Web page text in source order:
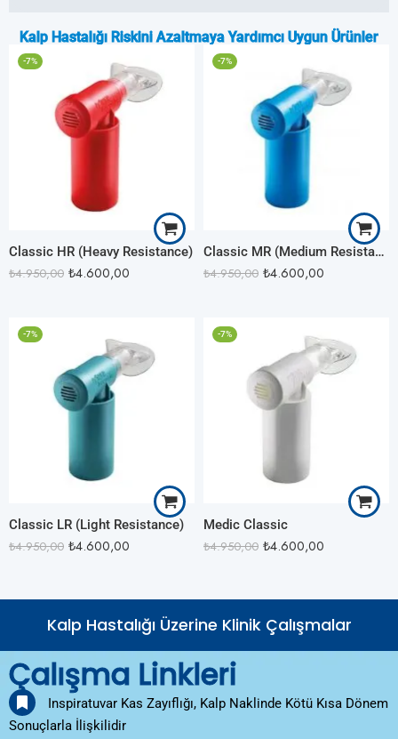
Kalp Hastalığı Riskini Azaltmaya Yardımcı Uygun Ürünler
-7%
Classic HR (Heavy Resistance)
₺4.950,00 ₺4.600,00
-7%
Classic MR (Medium Resistance)
₺4.950,00 ₺4.600,00
-7%
Classic LR (Light Resistance)
₺4.950,00 ₺4.600,00
-7%
Medic Classic
₺4.950,00 ₺4.600,00
Kalp Hastalığı Üzerine Klinik Çalışmalar
Çalışma Linkleri
Inspiratuvar Kas Zayıflığı, Kalp Naklinde Kötü Kısa Dönem
Sonuçlarla İlişkilidir